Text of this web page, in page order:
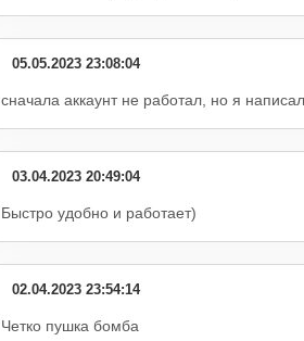
05.05.2023 23:08:04
сначала аккаунт не работал, но я
03.04.2023 20:49:04
Быстро удобно и работает)
02.04.2023 23:54:14
Четко пушка бомба